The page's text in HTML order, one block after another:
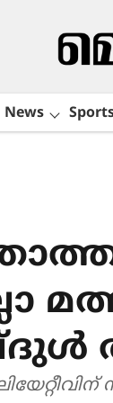
News